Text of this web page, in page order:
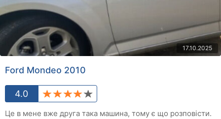
17.10.2025
Ford Mondeo 2010
4.0
Це в мене вже друга така машина, тому є що розповісти.